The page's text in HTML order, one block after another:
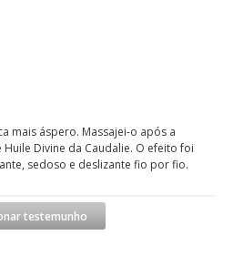
mais áspero. Massajei-o após a
Divine da Caudalie. O efeito foi
sedoso e deslizante fio por fio.
testemunho